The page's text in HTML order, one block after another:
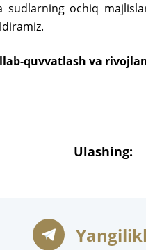
sudlarning ochiq
quvvatlash va
Ulashing: